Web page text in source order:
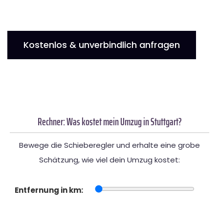
Kostenlos & unverbindlich anfragen
Rechner: Was kostet mein Umzug in Stuttgart?
Bewege die Schieberegler und erhalte eine grobe
Schätzung, wie viel dein Umzug kostet:
Entfernung in km: